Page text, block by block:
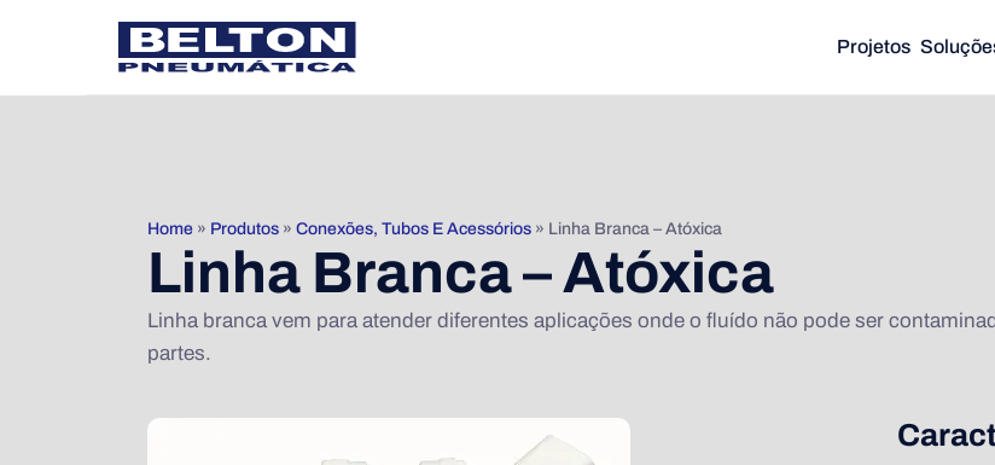
Projetos
Home » Produtos » Conexões, Tubos E Acessórios » Linha Branca – Atóxica
Linha Branca – Atóxica
Linha branca vem para atender diferentes aplicações onde o fluído não pode ser
partes.